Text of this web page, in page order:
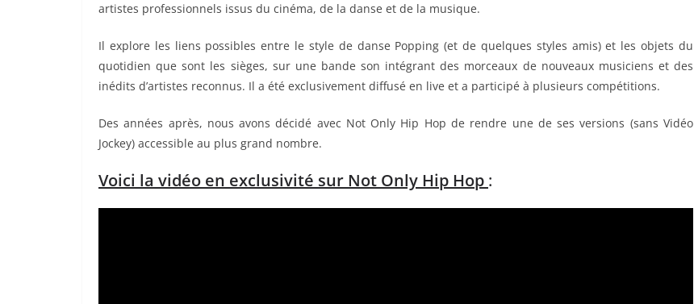
artistes professionnels issus du cinéma, de la danse et de la musique.
Il explore les liens possibles entre le style de danse Popping (et de quelques styles amis) et les objets du
quotidien que sont les sièges, sur une bande son intégrant des morceaux de nouveaux musiciens et des
inédits d’artistes reconnus. Il a été exclusivement diffusé en live et a participé à plusieurs compétitions.
Des années après, nous avons décidé avec Not Only Hip Hop de rendre une de ses versions (sans Vidéo
Jockey) accessible au plus grand nombre.
Voici la vidéo en exclusivité sur Not Only Hip Hop :